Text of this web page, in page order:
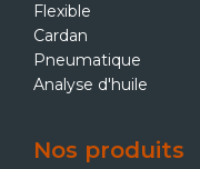
Flexible
Cardan
Pneumatique
Analyse d'huile
Nos produits